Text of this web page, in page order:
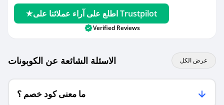
اطلع على آراء عملائنا على Trustpilot
Verified Reviews
الاسئلة الشائعة عن الكوبونات عرض الكل
ما معنى كود خصم ؟